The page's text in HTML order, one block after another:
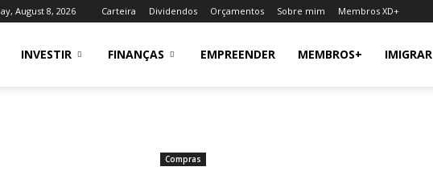
August 8, 2026 Carteira Dividendos Orçamentos Sobre mim Membros XD+
INVESTIR FINANÇAS EMPREENDER MEMBROS+ IMIGRAR
Compras